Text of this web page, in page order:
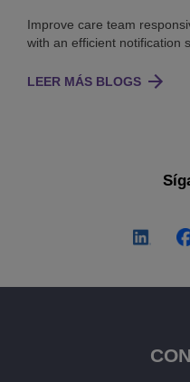
Improve care team
with an efficient notification
LEER MÁS BLOGS